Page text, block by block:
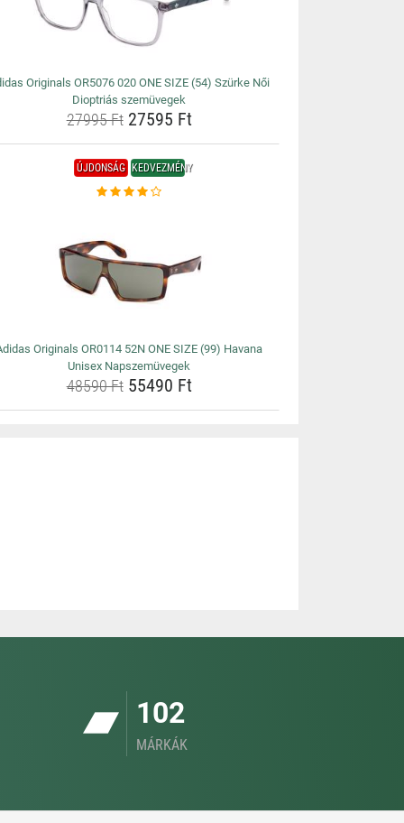
Originals OR5076 020 ONE SIZE (54) Szürke Női
Dioptriás szemüvegek
27995 Ft27595 Ft
ÚJDONSÁG KEDVEZMÉNY
Originals OR0114 52N ONE SIZE (99) Havana
Unisex Napszemüvegek
48590 Ft55490 Ft
102
MÁRKÁK